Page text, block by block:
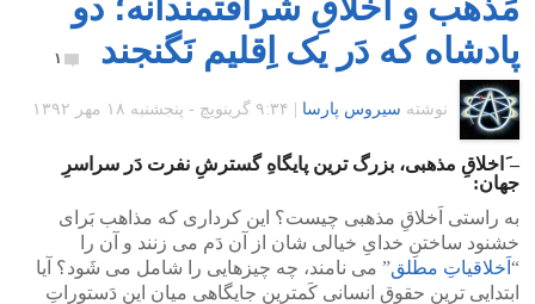
پادشاه که دَر یک اِقلیم نَگنجند
۱
نوشته سیروس پارسا ۹:۳۴ گرينويچ - پنجشنبه ۱۸ مهر ۱۳۹۲
– َاخلاقِ مذهبی، بزرگ ترین پایگاهِ گسترشِ نفرت دَر سراسرِ
جهان:
به راستی اَخلاقِ مذهبی چیست؟ این کرداری که مذاهب بَرای
خشنود ساختنِ خدایِ خیالی شان از آن دَم می زنند و آن را
“ اَخلاقیاتِ مطلق” می نامند، چه چیزهایی را شامل می شَود؟ آیا
ابتدایی ترین حقوقِ انسانی کَمترین جایگاهی میانِ این دَستوراتِ